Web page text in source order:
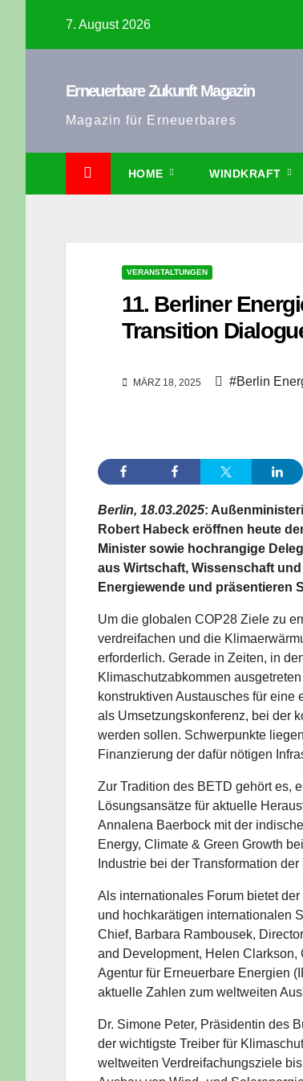
7. August 2026
Erneuerbare Zukunft Magazin
Magazin für Erneuerbares
HOME WINDKRAFT
VERANSTALTUNGEN
11. Berliner
Transition
MÄRZ 18, 2025 #Berlin
Berlin, 18.03.2025:
Robert Habeck eröffnen heute
Minister sowie hochrangige
aus Wirtschaft, Wissenschaft
Energiewende und präsentieren
Um die globalen COP28 Ziele zu
verdreifachen und die
erforderlich. Gerade in Zeiten, in
Klimaschutzabkommen
konstruktiven Austausches für
als Umsetzungskonferenz, bei der
werden sollen. Schwerpunkte
Finanzierung der dafür nötigen
Zur Tradition des BETD gehört es,
Lösungsansätze für aktuelle
Annalena Baerbock mit der
Energy, Climate & Green Growth
Industrie bei der Transformation
Als internationales Forum bietet
und hochkarätigen internationalen
Chief, Barbara Rambousek,
and Development, Helen Clarkson,
Agentur für Erneuerbare Energien
aktuelle Zahlen zum weltweiten
Dr. Simone Peter, Präsidentin des
der wichtigste Treiber für
weltweiten Verdreifachungsziele